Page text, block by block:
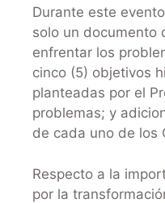
Durante este
solo un documento
enfrentar los
cinco (5) objetivos
planteadas por el
problemas; y
de cada uno de los
Respecto a la
por la